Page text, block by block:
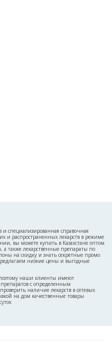
специализированная справочная
и распространенных лекарств в режиме
вы можете купить в Казахстане оптом
а также лекарственные препараты по
на скидку и знать секретные промо
низкие цены и выгодные
поэтому наши клиенты имеют
с определенным
наличие лекарств в сетевых
на дом качественные товары